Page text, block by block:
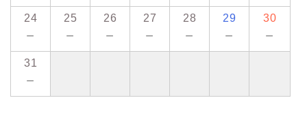
24
－
25
－
26
－
27
－
28
－
29
－
30
－
31
－